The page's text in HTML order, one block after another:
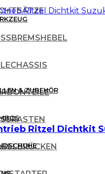
CHASSIS
& ZUBEHÖR
Ritzel Dichtkit